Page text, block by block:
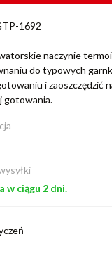
1692
naczynie
do typowych
i zaoszczędzić
gotowania.
w ciągu 2 dni.